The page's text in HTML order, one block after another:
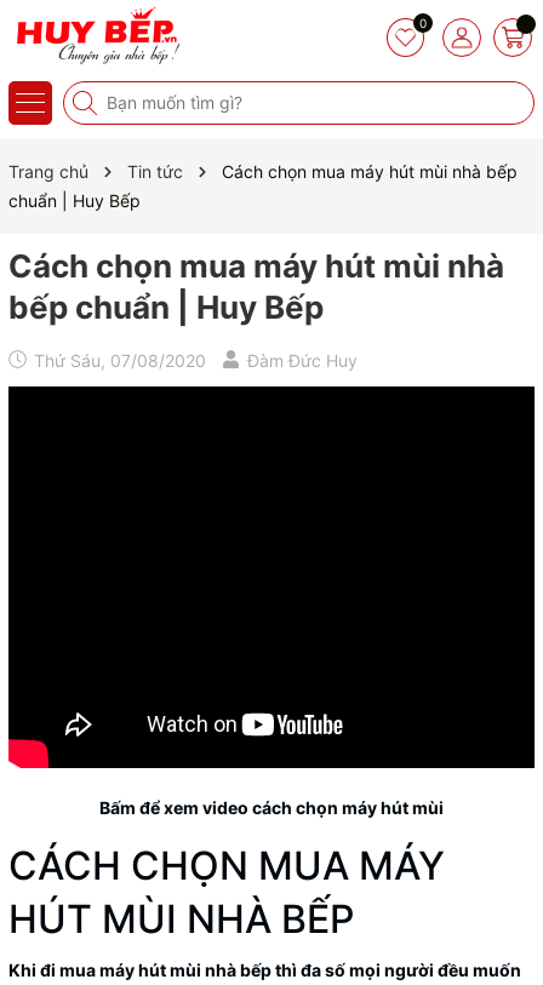
0
Trang chủ Tin tức
Cách chọn mua máy hút mùi nhà bếp
chuẩn | Huy Bếp
Cách chọn mua máy hút mùi nhà
bếp chuẩn | Huy Bếp
Thứ Sáu, 07/08/2020 Đàm Đức Huy
Bấm để xem video cách chọn máy hút mùi
CÁCH CHỌN MUA MÁY
HÚT MÙI NHÀ BẾP
Khi đi mua máy hút mùi nhà bếp thì đa số mọi người đều muốn